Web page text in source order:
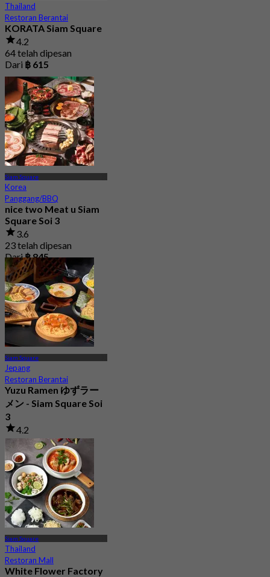
Thailand
Restoran Berantai
KORATA Siam Square
4.2
64 telah dipesan
Dari ฿ 615
Siam Square
Korea
Panggang/BBQ
nice two Meat u Siam
Square Soi 3
3.6
23 telah dipesan
Dari฿ 845
Siam Square
Jepang
Restoran Berantai
Yuzu Ramen ゆずラー
メン - Siam Square Soi
3
4.2
2 telah dipesan
Dari฿ 663.33
Siam Square
Thailand
Restoran Mall
White Flower Factory